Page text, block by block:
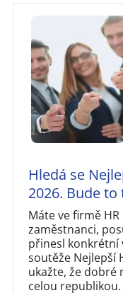
Hledá se
2026. Bude to
Máte ve firmě
zaměstnanci,
přinesl konkrétní
soutěže Nejlepší
ukažte, že dobré
celou republikou.